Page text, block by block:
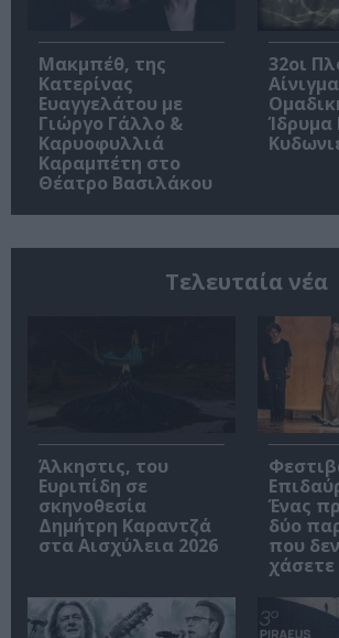
Μακμπέθ, της
Κατερίνας
Ευαγγελάτου με
Γιώργο Γάλλο &
Καρυοφυλλιά
Καραμπέτη στο
Θέατρο Βασιλάκου
32οι
Ίδρυμα
Τελευταία νέα
Άλκηστις, του
Ευριπίδη σε
σκηνοθεσία
Δημήτρη Καραντζά
στα Αισχύλεια 2026
Ένας
δύο
που
χάσετε